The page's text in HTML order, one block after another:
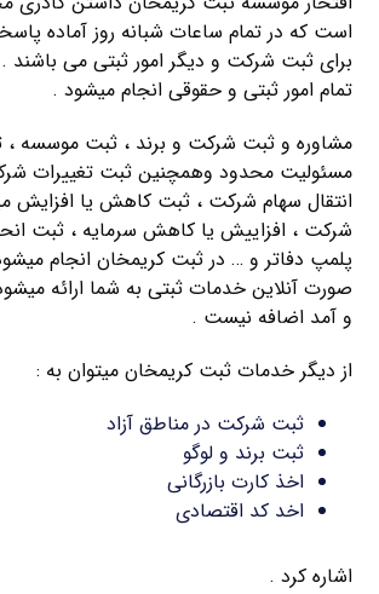
است که در تمام ساعات شبانه روز آماده
برای ثبت شرکت و دیگر امور ثبتی می
تمام امور ثبتی و حقوقی انجام میشود .
مشاوره و ثبت شرکت و برند ، ثبت موسسه
مسئولیت محدود وهمچنین ثبت تغییرات
انتقال سهام شرکت ، ثبت کاهش یا افزایش
شرکت ، افزاییش یا کاهش سرمایه ، ثبت
پلمپ دفاتر و … در ثبت کریمخان انجام
صورت آنلاین خدمات ثبتی به شما ارائه
و آمد اضافه نیست .
از دیگر خدمات ثبت کریمخان میتوان به :
ثبت شرکت در مناطق آزاد
ثبت برند و لوگو
اخذ کارت بازرگانی
اخد کد اقتصادی
اشاره کرد .